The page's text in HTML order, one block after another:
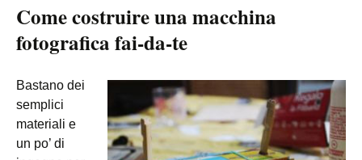
Come costruire una macchina
fotografica fai-da-te
Bastano dei
semplici
materiali e
un po’ di